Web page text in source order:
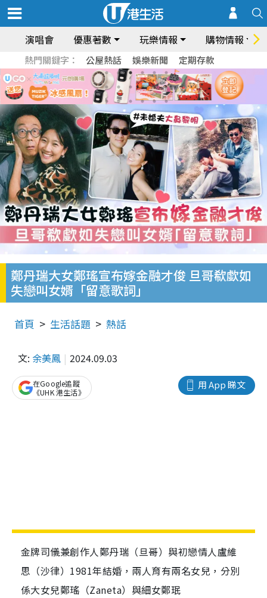
演唱會 優惠著數 玩樂情報 購物情報
熱門關鍵字： 公屋熱話 娛樂新聞 定期存款
鄭丹瑞大女鄭瑤宣布嫁金融才俊 旦哥欷歔如
失戀叫女婿「留意歌詞」
首頁 生活話題 熱話
文: 余美鳳 2024.09.03
用 App 睇文
在Google追蹤
《UHK 港生活》
金牌司儀兼創作人鄭丹瑞（旦哥）與初戀情人盧維
思（沙律）1981年結婚，兩人育有兩名女兒，分別
係大女兒鄭瑤（Zaneta）與細女鄭珉